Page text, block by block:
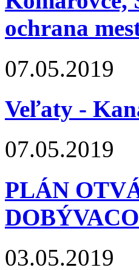
ochrana
07.05.2019
Veľaty -
07.05.2019
PLÁN
03.05.2019